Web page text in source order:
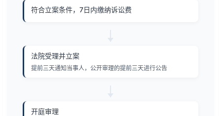
符合立案条件，7日内缴纳诉讼费
法院受理并立案
提前三天通知当事人，公开审理的提前三天进行公告
开庭审理